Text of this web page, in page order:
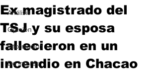
Análisis
Opinión
Información
De interés
Ex magistrado del
TSJ y su esposa
fallecieron en un
incendio en Chacao